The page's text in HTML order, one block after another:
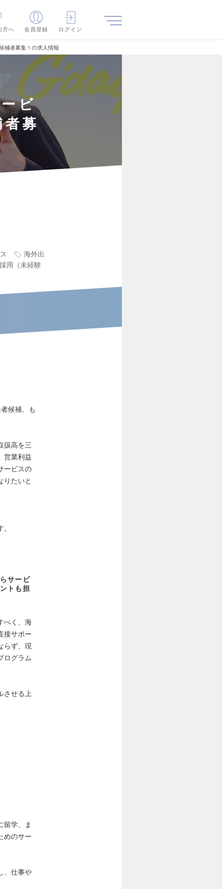
方へ 会員登録 ログイン
補者募集！の求人情報
ビ
者募
海外出
用（未経験
候補、も
扱高を三
営業利益
ービスの
りたいと
サービ
トも担
べく、海
接サポー
らず、現
ログラム
させる上
留学、ま
めのサー
、仕事や